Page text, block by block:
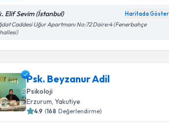
Elif Sevim (İstanbul) Haritada Göster
Caddesi Uğur Apartmanı No:72 Daire:4 (Fenerbahçe
Psk. Beyzanur Adil
Psikoloji
Erzurum, Yakutiye
4.9 (168 Değerlendirme)